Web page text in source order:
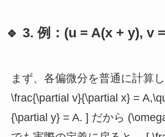
🔹 3. 例：(u = A(x + y), v
まず、各偏微分を普通に計算
\frac{\partial v}{\partial x} =
{\partial y} = A. ] だから